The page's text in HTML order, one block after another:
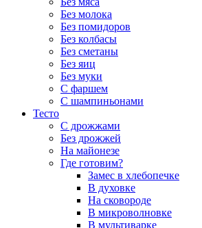
Без молока
Без помидоров
Без колбасы
Без сметаны
Без яиц
Без муки
С фаршем
С шампиньонами
Тесто
С дрожжами
Без дрожжей
На майонезе
Где готовим?
Замес в хлебопечке
В духовке
На сковороде
В микроволновке
В мультиварке